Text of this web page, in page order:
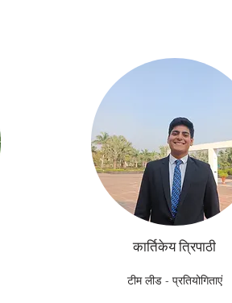
कार्तिकेय त्रिपाठी
टीम लीड - प्रतियोगिताएं